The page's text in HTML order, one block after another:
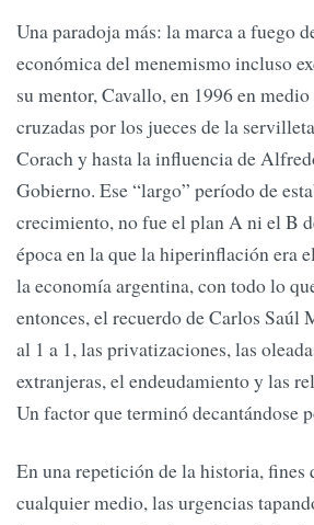
Una paradoja más: la marca a fuego
económica del menemismo incluso
su mentor, Cavallo, en 1996 en medio
cruzadas por los jueces de la
Corach y hasta la influencia de
Gobierno. Ese “largo” período de
crecimiento, no fue el plan A ni el B
época en la que la hiperinflación era
la economía argentina, con todo lo
entonces, el recuerdo de Carlos Saúl
al 1 a 1, las privatizaciones, las
extranjeras, el endeudamiento y las
Un factor que terminó decantándose
En una repetición de la historia, fines
cualquier medio, las urgencias